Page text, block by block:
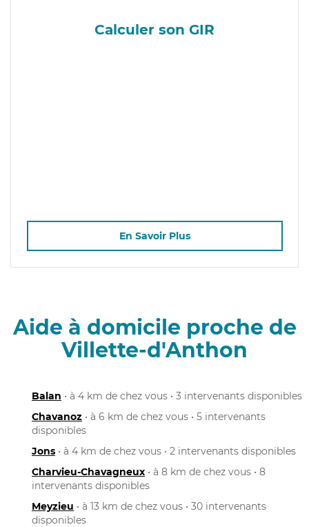
Calculer son GIR
En Savoir Plus
Aide à domicile proche de
Villette-d'Anthon
Balan • à 4 km de chez vous • 3 intervenants disponibles
Chavanoz • à 6 km de chez vous • 5 intervenants
disponibles
Jons • à 4 km de chez vous • 2 intervenants disponibles
Charvieu-Chavagneux • à 8 km de chez vous • 8
intervenants disponibles
Meyzieu • à 13 km de chez vous • 30 intervenants
disponibles